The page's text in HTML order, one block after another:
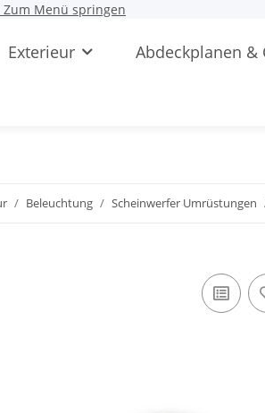
Zum Menü springen
Exterieur Abdeckplanen &
Beleuchtung Scheinwerfer Umrüstungen